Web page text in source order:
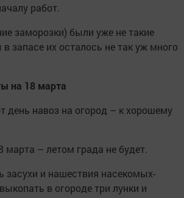
работ.
заморозки) были уже не такие
запасе их осталось не так уж много
на 18 марта
день навоз на огород – к хорошему
марта – летом града не будет.
засухи и нашествия насекомых-
в огороде три лунки и